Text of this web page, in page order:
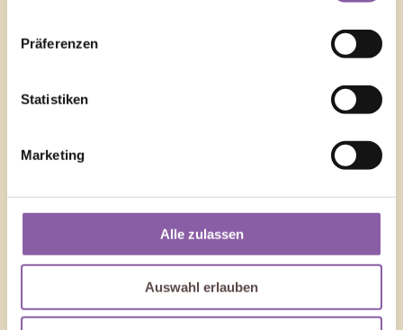
Präferenzen
Statistiken
Marketing
Alle zulassen
Auswahl erlauben